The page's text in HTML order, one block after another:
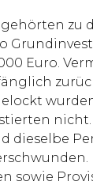
zu
Euro.
dieselbe
sowie